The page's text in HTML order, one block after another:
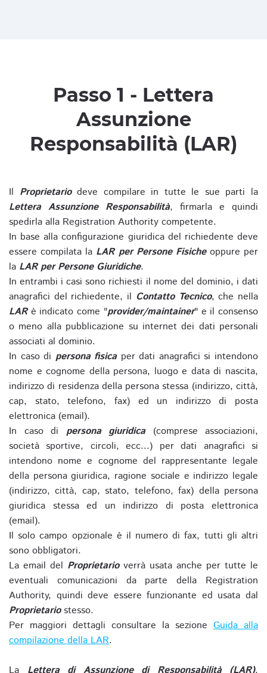
Passo 1 - Lettera
Assunzione
Responsabilità (LAR)
Il Proprietariodeve compilare in tutte le sue parti la
Lettera Assunzione Responsabilità, firmarla e quindi
spedirla alla Registration Authority competente.
In base alla configurazione giuridica del richiedente deve
essere compilata la LAR per Persone Fisicheoppure per
la LAR per Persone Giuridiche.
In entrambi i casi sono richiesti il nome del dominio, i dati
anagrafici del richiedente, il Contatto Tecnico, che nella
LARè indicato come "provider/maintainer" e il consenso
o meno alla pubblicazione su internet dei dati personali
associati al dominio.
In caso di persona fisicaper dati anagrafici si intendono
nome e cognome della persona, luogo e data di nascita,
indirizzo di residenza della persona stessa (indirizzo, città,
cap, stato, telefono, fax) ed un indirizzo di posta
elettronica (email).
In caso di persona giuridica(comprese associazioni,
società sportive, circoli, ecc...) per dati anagrafici si
intendono nome e cognome del rappresentante legale
della persona giuridica, ragione sociale e indirizzo legale
(indirizzo, città, cap, stato, telefono, fax) della persona
giuridica stessa ed un indirizzo di posta elettronica
(email).
Il solo campo opzionale è il numero di fax, tutti gli altri
sono obbligatori.
La email del Proprietarioverrà usata anche per tutte le
eventuali comunicazioni da parte della Registration
Authority, quindi deve essere funzionante ed usata dal
Proprietariostesso.
Per maggiori dettagli consultare la sezione Guida alla
compilazione della LAR.